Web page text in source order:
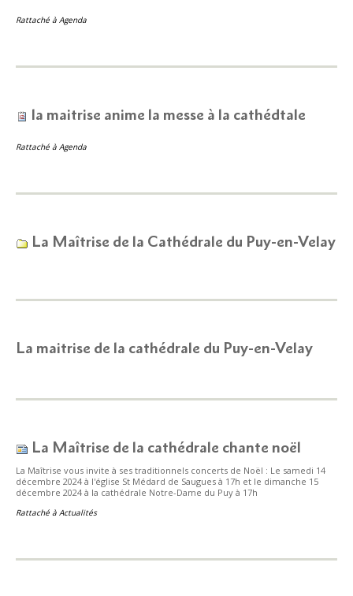
Rattaché à Agenda
la maitrise anime la messe à la cathédtale
Rattaché à Agenda
La Maîtrise de la Cathédrale du Puy-en-Velay
La maitrise de la cathédrale du Puy-en-Velay
La Maîtrise de la cathédrale chante noël
La Maîtrise vous invite à ses traditionnels concerts de Noël : Le samedi 14
décembre 2024 à l'église St Médard de Saugues à 17h et le dimanche 15
décembre 2024 à la cathédrale Notre-Dame du Puy à 17h
Rattaché à Actualités